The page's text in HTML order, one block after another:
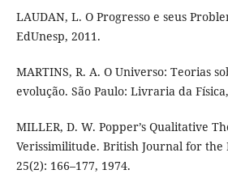
LAUDAN, L. O Progresso e seus
EdUnesp, 2011.
MARTINS, R. A. O Universo: Teorias
evolução. São Paulo: Livraria da
MILLER, D. W. Popper’s Qualitative
Verissimilitude. British Journal for the
25(2): 166–177, 1974.